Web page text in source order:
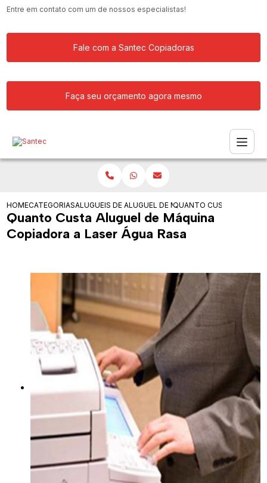
Entre em contato com um de nossos especialistas!
Fale com a Santec Copiadoras
Faça seu orçamento agora mesmo
HOMECATEGORIASALUGUEIS DE COPIADORASALUGUEL DE MAQUINA COPIADORA
QUANTO CUSTA
Quanto Custa Aluguel de Máquina
Copiadora a Laser Água Rasa